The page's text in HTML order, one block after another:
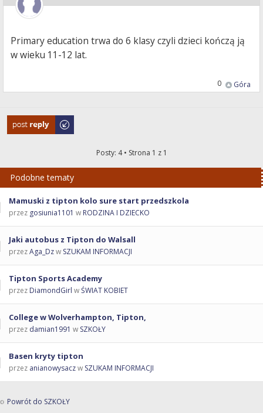
Primary education trwa do 6 klasy czyli dzieci kończą ją
w wieku 11-12 lat.
Góra
0
Odpowiedz
Posty: 4 • Strona 1 z 1
Podobne tematy
Mamuski z tipton kolo sure start przedszkola
przez gosiunia1101 w RODZINA I DZIECKO
Jaki autobus z Tipton do Walsall
przezAga_Dzw SZUKAM INFORMACJI
Tipton Sports Academy
przez DiamondGirl wŚWIAT KOBIET
College w Wolverhampton, Tipton,
przez damian1991 w SZKOŁY
Basen kryty tipton
przez anianowysaczw SZUKAM INFORMACJI
Powrót do SZKOŁY